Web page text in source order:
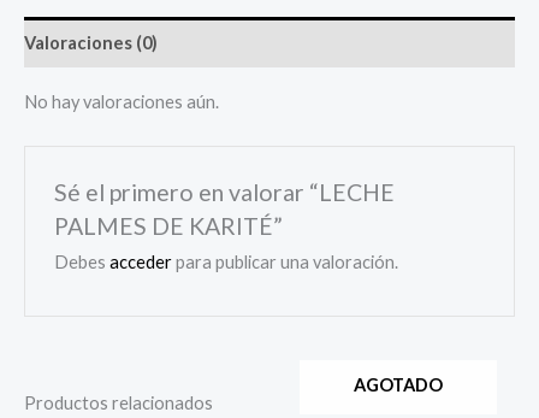
Valoraciones (0)
No hay valoraciones aún.
Sé el primero en valorar “LECHE
PALMES DE KARITÉ”
Debesaccederpara publicar una valoración.
Productos relacionados
AGOTADO